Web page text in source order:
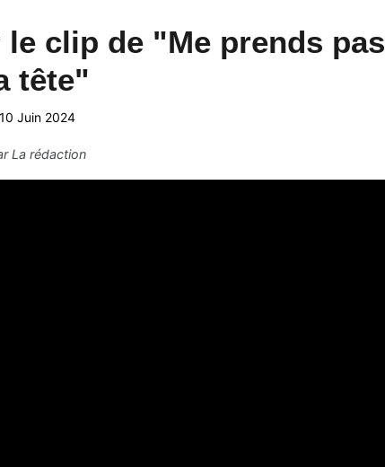
clip de "Me prends pas
tête"
10 Juin 2024
La rédaction